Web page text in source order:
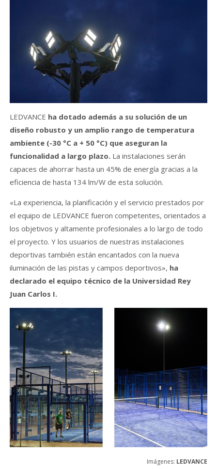
LEDVANCE ha dotado además a su solución de un
diseño robusto y un amplio rango de temperatura
ambiente (-30 °C a + 50 °C) que aseguran la
funcionalidad a largo plazo. La instalaciones serán
capaces de ahorrar hasta un 45% de energía gracias a la
eficiencia de hasta 134 lm/W de esta solución.
«La experiencia, la planificación y el servicio prestados por
el equipo de LEDVANCE fueron competentes, orientados a
los objetivos y altamente profesionales a lo largo de todo
el proyecto. Y los usuarios de nuestras instalaciones
deportivas también están encantados con la nueva
iluminación de las pistas y campos deportivos», ha
declarado el equipo técnico de la Universidad Rey
Juan Carlos I.
Imágenes: LEDVANCE